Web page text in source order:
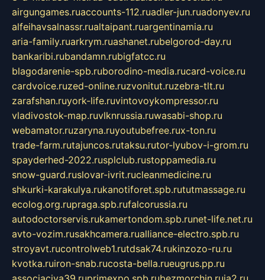
airgungames.ruaccounts-112.ruadler-jun.ruadonyev.ru
alfeihavsalnassr.rualtaipant.ruargentinamia.ru
aria-family.ruarkrym.ruashanet.rubelgorod-day.ru
bankaribi.rubandamn.rubigfatcc.ru
blagodarenie-spb.ruborodino-media.rucard-voice.ru
cardvoice.ruzed-online.ruzvonitut.ruzebra-tlt.ru
zarafshan.ruyork-life.ruvintovoykompressor.ru
vladivostok-map.ruvlknrussia.ruwasabi-shop.ru
webamator.ruzaryna.ruyoutubefree.rux-ton.ru
trade-farm.rutajuncos.rutaksu.rutor-lyubov-i-grom.ru
spayderhed-2022.rusplclub.rustoppamedia.ru
snow-guard.ruslovar-ivrit.rucleanmedicine.ru
shkurki-karakulya.rukanotiforet.spb.rututmassage.ru
ecolog.org.rupraga.spb.rufalcorussia.ru
autodoctorservis.rukamertondom.spb.runet-life.net.ru
avto-vozim.rusakhcamera.rualliance-electro.spb.ru
stroyavt.rucontrolweb1.rutdsak74.rukinzozo-ru.ru
kvotka.ruiron-snab.rucosta-bella.rueugrus.pp.ru